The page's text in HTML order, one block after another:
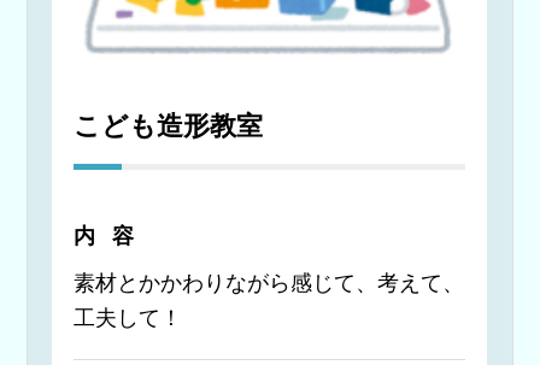
こども造形教室
内容
素材とかかわりながら感じて、考えて、
工夫して！